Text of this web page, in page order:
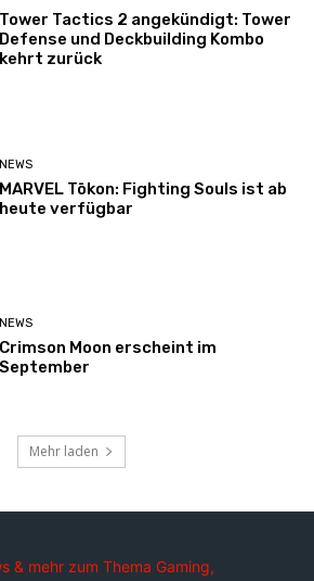
Tower Tactics 2 angekündigt: Tower
Defense und Deckbuilding Kombo
kehrt zurück
NEWS
MARVEL Tōkon: Fighting Souls ist ab
heute verfügbar
NEWS
Crimson Moon erscheint im
September
Mehr laden